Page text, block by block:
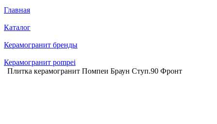
Главная
Каталог
Керамогранит бренды
Керамогранит pompei
Плитка керамогранит Помпеи Браун Ступ.90 Фронт